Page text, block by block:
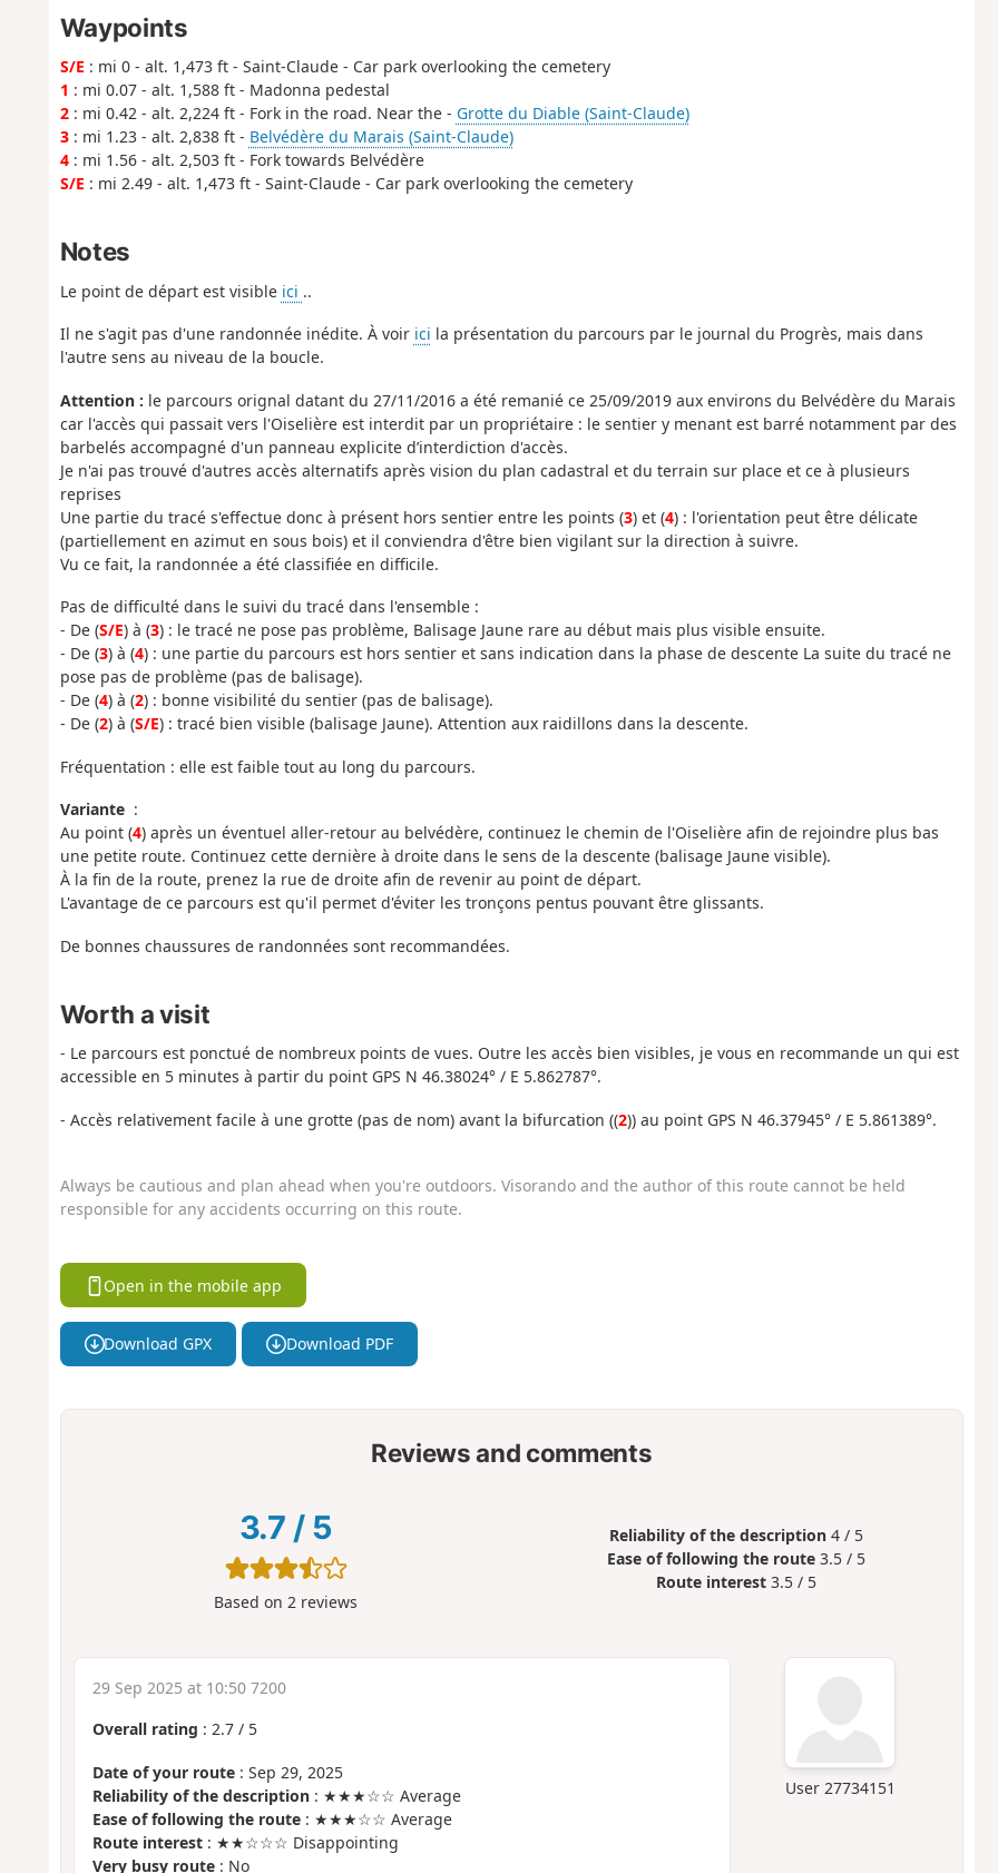
Waypoints
S/E : mi 0 - alt. 1,473 ft - Saint-Claude - Car park overlooking the cemetery
1 : mi 0.07 - alt. 1,588 ft - Madonna pedestal
2: mi 0.42 - alt. 2,224 ft - Fork in the road. Near the - Grotte du Diable (Saint-Claude)
3: mi 1.23 - alt. 2,838 ft - Belvédère du Marais (Saint-Claude)
4: mi 1.56 - alt. 2,503 ft - Fork towards Belvédère
S/E : mi 2.49 - alt. 1,473 ft - Saint-Claude - Car park overlooking the cemetery
Notes
Le point de départ est visible ici ..
Il ne s'agit pas d'une randonnée inédite. À voir ici la présentation du parcours par le journal du Progrès, mais dans
l'autre sens au niveau de la boucle.
Attention : le parcours orignal datant du 27/11/2016 a été remanié ce 25/09/2019 aux environs du Belvédère du Marais
car l'accès qui passait vers l'Oiselière est interdit par un propriétaire : le sentier y menant est barré notamment par des
barbelés accompagné d'un panneau explicite d’interdiction d'accès.
Je n'ai pas trouvé d'autres accès alternatifs après vision du plan cadastral et du terrain sur place et ce à plusieurs
reprises
Une partie du tracé s'effectue donc à présent hors sentier entre les points (3) et (4) : l'orientation peut être délicate
(partiellement en azimut en sous bois) et il conviendra d'être bien vigilant sur la direction à suivre.
Vu ce fait, la randonnée a été classifiée en difficile.
Pas de difficulté dans le suivi du tracé dans l'ensemble :
- De (S/E) à (3) : le tracé ne pose pas problème, Balisage Jaune rare au début mais plus visible ensuite.
- De (3) à (4) : une partie du parcours est hors sentier et sans indication dans la phase de descente La suite du tracé ne
pose pas de problème (pas de balisage).
- De (4) à (2) : bonne visibilité du sentier (pas de balisage).
- De (2) à (S/E) : tracé bien visible (balisage Jaune). Attention aux raidillons dans la descente.
Fréquentation : elle est faible tout au long du parcours.
Variante :
Au point (4) après un éventuel aller-retour au belvédère, continuez le chemin de l'Oiselière afin de rejoindre plus bas
une petite route. Continuez cette dernière à droite dans le sens de la descente (balisage Jaune visible).
À la fin de la route, prenez la rue de droite afin de revenir au point de départ.
L'avantage de ce parcours est qu'il permet d'éviter les tronçons pentus pouvant être glissants.
De bonnes chaussures de randonnées sont recommandées.
Worth a visit
- Le parcours est ponctué de nombreux points de vues. Outre les accès bien visibles, je vous en recommande un qui est
accessible en 5 minutes à partir du point GPS N 46.38024° / E 5.862787°.
- Accès relativement facile à une grotte (pas de nom) avant la bifurcation ((2)) au point GPS N 46.37945° / E 5.861389°.
Always be cautious and plan ahead when you're outdoors. Visorando and the author of this route cannot be held
responsible for any accidents occurring on this route.
Open in the mobile app
Download GPX Download PDF
Reviews and comments
3.7 / 5
Based on2 reviews
Reliability of the description 4 / 5
Ease of following the route 3.5 / 5
Route interest 3.5 / 5
User 27734151
29 Sep 2025 at 10:50 7200
Overall rating : 2.7/ 5
Date of your route: Sep 29, 2025
Reliability of the description: ★★★☆☆ Average
Ease of following the route: ★★★☆☆ Average
Route interest: ★★☆☆☆ Disappointing
Very busy route: No